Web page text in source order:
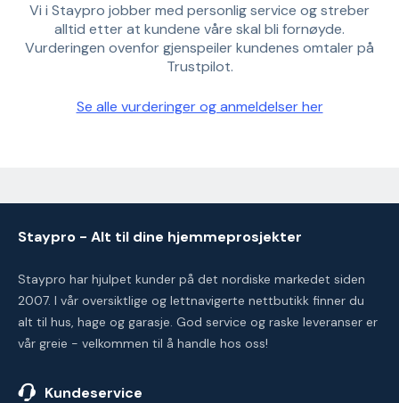
Vi i Staypro jobber med personlig service og streber
alltid etter at kundene våre skal bli fornøyde.
Vurderingen ovenfor gjenspeiler kundenes omtaler på
Trustpilot.
Se alle vurderinger og anmeldelser her
Staypro - Alt til dine hjemmeprosjekter
Staypro har hjulpet kunder på det nordiske markedet siden
2007. I vår oversiktlige og lettnavigerte nettbutikk finner du
alt til hus, hage og garasje. God service og raske leveranser er
vår greie - velkommen til å handle hos oss!
Kundeservice